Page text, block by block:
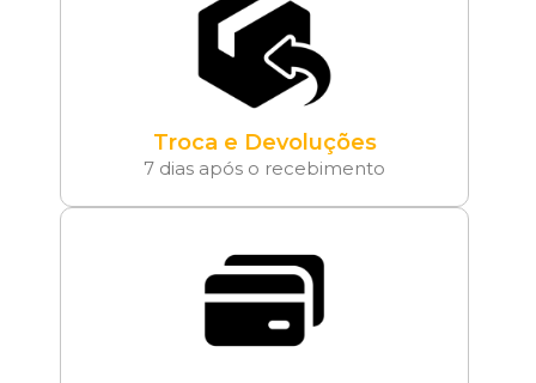
Troca e Devoluções
7 dias após o recebimento